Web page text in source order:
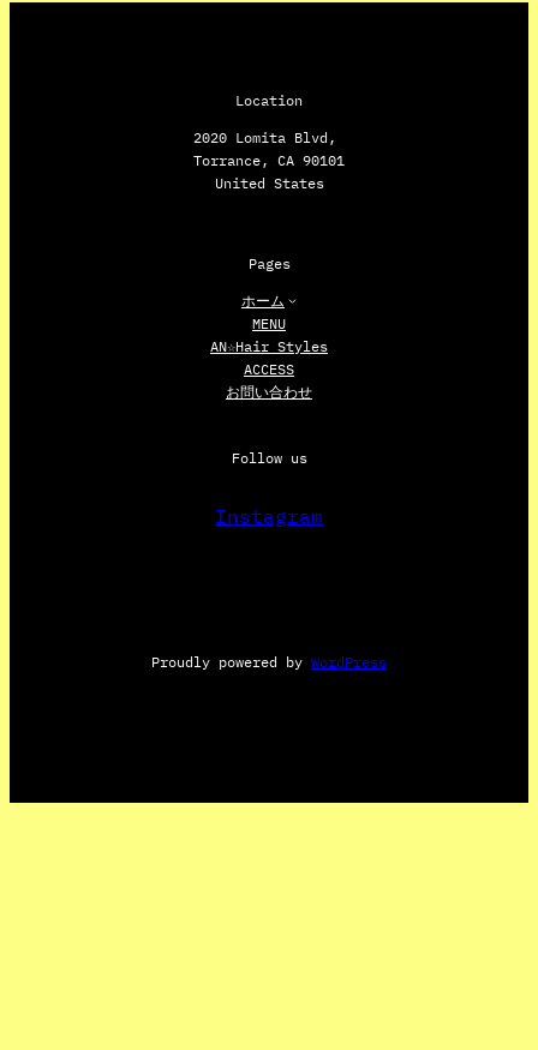
Location
2020 Lomita Blvd,
Torrance, CA 90101
United States
Pages
ホーム
MENU
AN☆Hair Styles
ACCESS
お問い合わせ
Follow us
Instagram
Proudly powered by WordPress